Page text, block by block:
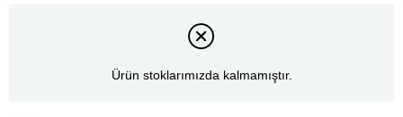
Ürün stoklarımızda kalmamıştır.